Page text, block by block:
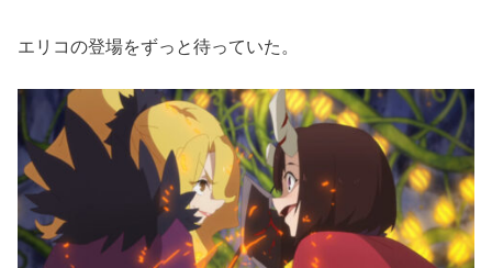
エリコの登場をずっと待っていた。